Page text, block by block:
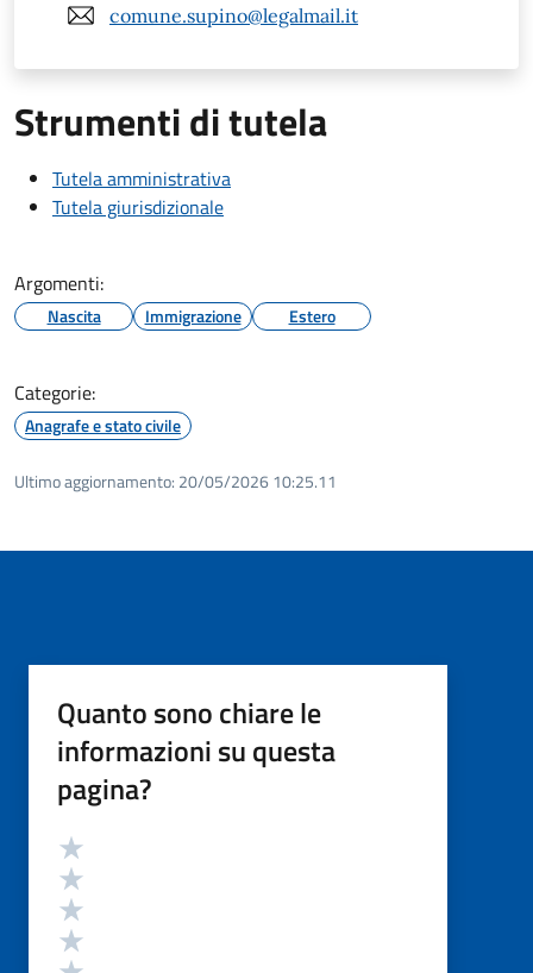
comune.supino@legalmail.it
Strumenti di tutela
Tutela amministrativa
Tutela giurisdizionale
Argomenti:
Nascita Immigrazione Estero
Categorie:
Anagrafe e stato civile
Ultimo aggiornamento: 20/05/2026 10:25.11
Quanto sono chiare le
informazioni su questa
pagina?
Valutazione